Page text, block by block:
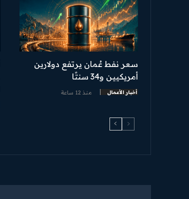
سعر نفط عُمان يرتفع دولارين
أمريكيين و34 سنتًا
أخبار الأعمال منذ 12 ساعة